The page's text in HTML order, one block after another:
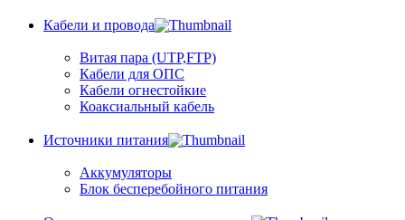
Кабели и провода
Витая пара (UTP,FTP)
Кабели для ОПС
Кабели огнестойкие
Коаксиальный кабель
Источники питания
Аккумуляторы
Блок бесперебойного питания